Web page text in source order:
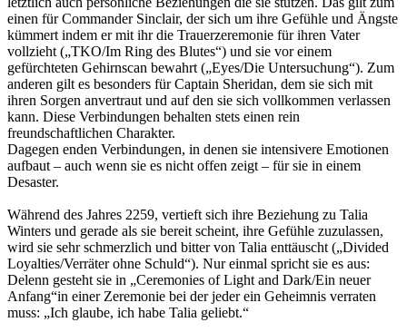
einen für Commander Sinclair, der sich um ihre Gefühle und Ängste
kümmert indem er mit ihr die Trauerzeremonie für ihren Vater
vollzieht („TKO/Im Ring des Blutes“) und sie vor einem
gefürchteten Gehirnscan bewahrt („Eyes/Die Untersuchung“). Zum
anderen gilt es besonders für Captain Sheridan, dem sie sich mit
ihren Sorgen anvertraut und auf den sie sich vollkommen verlassen
kann. Diese Verbindungen behalten stets einen rein
freundschaftlichen Charakter.
Dagegen enden Verbindungen, in denen sie intensivere Emotionen
aufbaut – auch wenn sie es nicht offen zeigt – für sie in einem
Desaster.
Während des Jahres 2259, vertieft sich ihre Beziehung zu Talia
Winters und gerade als sie bereit scheint, ihre Gefühle zuzulassen,
wird sie sehr schmerzlich und bitter von Talia enttäuscht („Divided
Loyalties/Verräter ohne Schuld“). Nur einmal spricht sie es aus:
Delenn gesteht sie in „Ceremonies of Light and Dark/Ein neuer
Anfang“in einer Zeremonie bei der jeder ein Geheimnis verraten
muss: „Ich glaube, ich habe Talia geliebt.“